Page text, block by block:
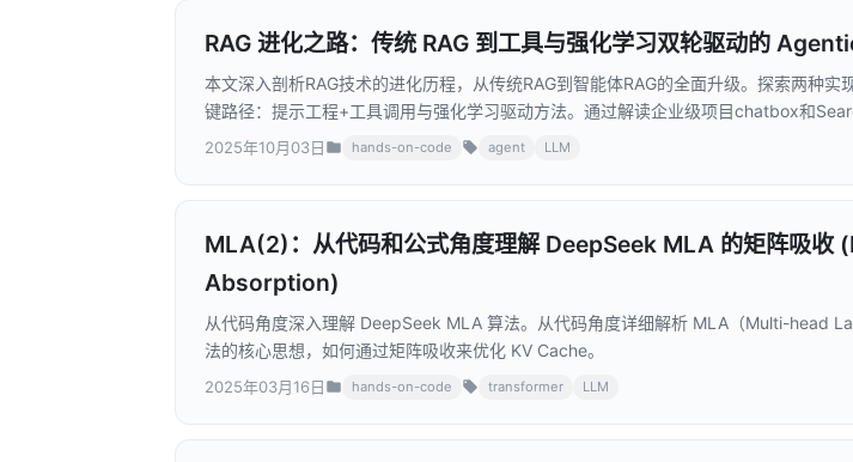
RAG 进化之路：传统 RAG 到工具与强化学习双轮驱动的
本文深入剖析RAG技术的进化历程，从传统RAG到智能体RAG的全面升级。探索两种实
键路径：提示工程+工具调用与强化学习驱动方法。通过解读企业级项目chatbox和
让大模型从"被动检索"转变为"主动决策"，实现更精准的知识获取与应用。无论你是AI研
2025年10月03日 hands-on-code agent LLM
MLA(2)：从代码和公式角度理解 DeepSeek MLA 的矩阵吸收
Absorption)
从代码角度深入理解 DeepSeek MLA 算法。从代码角度详细解析 MLA（Multi-head
法的核心思想，如何通过矩阵吸收来优化 KV Cache。
2025年03月16日 hands-on-code transformer LLM